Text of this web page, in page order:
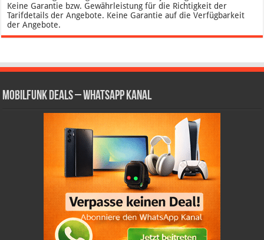
Keine Garantie bzw. Gewährleistung für die Richtigkeit der
Tarifdetails der Angebote. Keine Garantie auf die Verfügbarkeit
der Angebote.
Mobilfunk Deals – WhatsApp Kanal